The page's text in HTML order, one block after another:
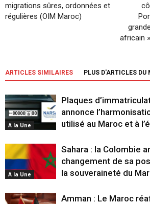
migrations sûres, ordonnées et
régulières (OIM Maroc)
africain
ARTICLES SIMILAIRES PLUS D'ARTICLES DU
A la Une
Plaques
annonce
utilisé au Maroc et à
A la Une
Sahara : la Colombie
changement de sa
la souveraineté du
Amman : Le Maroc